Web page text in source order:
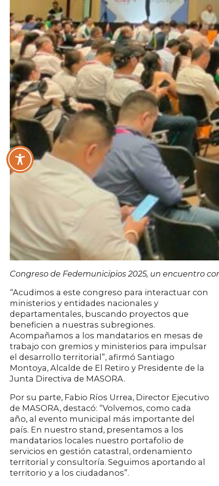
Congreso de Fedemunicipios 2025, un encuentro
“Acudimos a este congreso para interactuar con
ministerios y entidades nacionales y
departamentales, buscando proyectos que
beneficien a nuestras subregiones.
Acompañamos a los mandatarios en mesas de
trabajo con gremios y ministerios para impulsar
el desarrollo territorial”, afirmó Santiago
Montoya, Alcalde de El Retiro y Presidente de la
Junta Directiva de MASORA.
Por su parte, Fabio Ríos Urrea, Director Ejecutivo
de MASORA, destacó: “Volvemos, como cada
año, al evento municipal más importante del
país. En nuestro stand, presentamos a los
mandatarios locales nuestro portafolio de
servicios en gestión catastral, ordenamiento
territorial y consultoría. Seguimos aportando al
territorio y a los ciudadanos”.